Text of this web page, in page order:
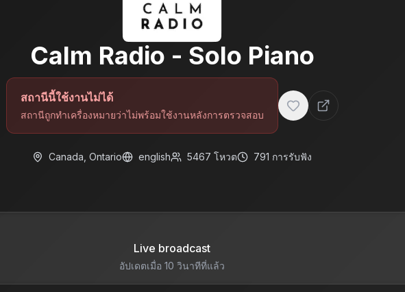
Calm Radio - Solo Piano
สถานีนี้ใช้งานไม่ได้
สถานีถูกทำเครื่องหมายว่าไม่พร้อมใช้งานหลังการตรวจสอบ
Canada Ontario english 5467 โหวต 791 การรับฟัง
Live broadcast
อัปเดตเมื่อ 10 วินาทีที่แล้ว